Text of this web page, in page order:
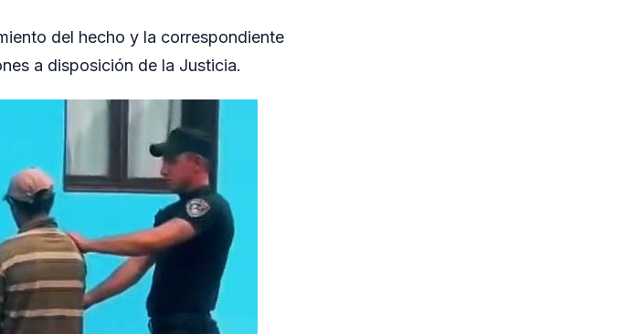
del hecho y la correspondiente
a disposición de la Justicia.